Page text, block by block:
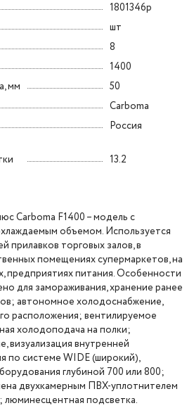
1801346p
шт
8
1400
мм
50
Carboma
Россия
13.2
Carboma F1400 – модель с
объемом. Используется
прилавков торговых залов, в
помещениях супермаркетов, на
предприятиях питания. Особенности
для замораживания, хранение ранее
автономное холодоснабжение,
расположения; вентилируемое
холодоподача на полки;
визуализация внутренней
по системе WIDE (широкий),
глубиной 700 или 800;
двухкамерным ПВХ-уплотнителем
люминесцентная подсветка.